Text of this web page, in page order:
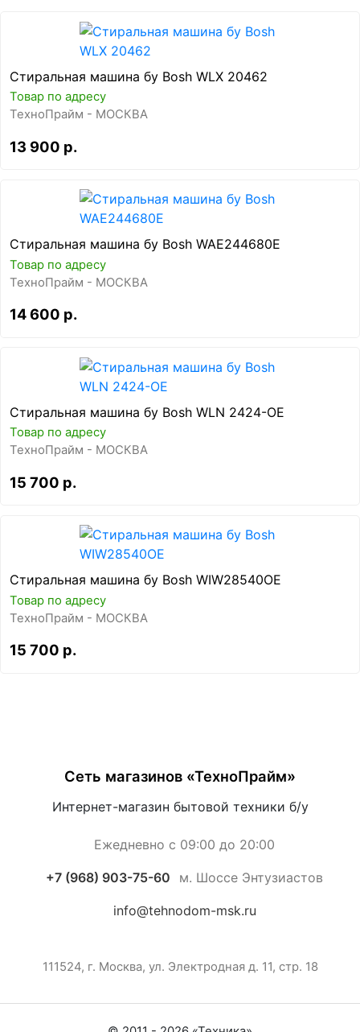
Стиральная машина бу Bosh WLX 20462
Товар по адресу
ТехноПрайм - МОСКВА
13 900 р.
Стиральная машина бу Bosh WAE244680E
Товар по адресу
ТехноПрайм - МОСКВА
14 600 р.
Стиральная машина бу Bosh WLN 2424-OE
Товар по адресу
ТехноПрайм - МОСКВА
15 700 р.
Стиральная машина бу Bosh WIW28540OE
Товар по адресу
ТехноПрайм - МОСКВА
15 700 р.
Сеть магазинов «ТехноПрайм»
Интернет-магазин бытовой техники б/у
Ежедневно с 09:00 до 20:00
+7 (968) 903-75-60 м. Шоссе Энтузиастов
info@tehnodom-msk.ru
111524, г. Москва, ул. Электродная д. 11, стр. 18